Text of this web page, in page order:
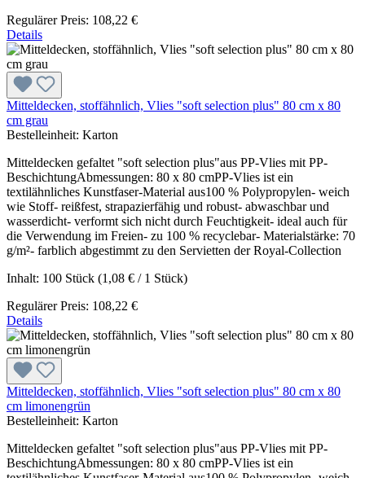
Regulärer Preis: 108,22 €
Details
Mitteldecken, stoffähnlich, Vlies "soft selection plus" 80 cm x 80
cm grau
Bestelleinheit: Karton
Mitteldecken gefaltet "soft selection plus"aus PP-Vlies mit PP-
BeschichtungAbmessungen: 80 x 80 cmPP-Vlies ist ein
textilähnliches Kunstfaser-Material aus100 % Polypropylen- weich
wie Stoff- reißfest, strapazierfähig und robust- abwaschbar und
wasserdicht- verformt sich nicht durch Feuchtigkeit- ideal auch für
die Verwendung im Freien- zu 100 % recyclebar- Materialstärke: 70
g/m²- farblich abgestimmt zu den Servietten der Royal-Collection
Inhalt: 100 Stück (1,08 € / 1 Stück)
Regulärer Preis: 108,22 €
Details
Mitteldecken, stoffähnlich, Vlies "soft selection plus" 80 cm x 80
cm limonengrün
Bestelleinheit: Karton
Mitteldecken gefaltet "soft selection plus"aus PP-Vlies mit PP-
BeschichtungAbmessungen: 80 x 80 cmPP-Vlies ist ein